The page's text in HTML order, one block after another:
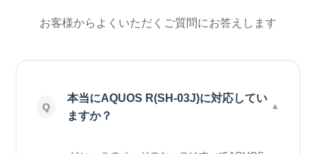
お客様からよくいただくご質問にお答えします
本当にAQUOS R(SH-03J)に対応してい
ますか？